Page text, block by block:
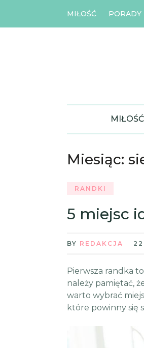
MIŁOŚĆ PORADY
MIŁOŚĆ
Miesiąc:
RANDKI
5 miejsc
BY REDAKCJA
Pierwsza randka
należy pamiętać,
warto wybrać
które powinny się